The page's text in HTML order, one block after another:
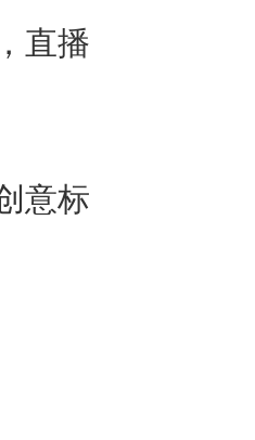
直播
意标